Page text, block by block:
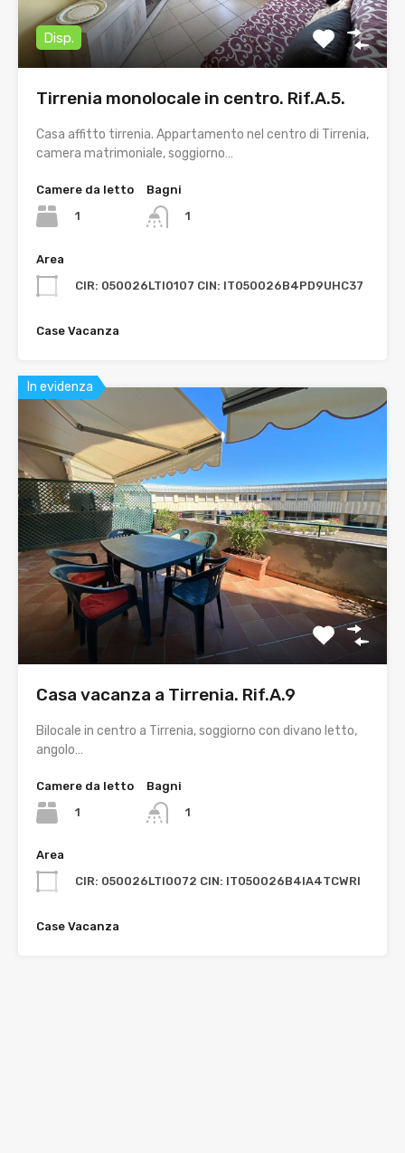
Disp.
Tirrenia monolocale in centro. Rif.A.5.
Casa affitto tirrenia. Appartamento nel centro di Tirrenia,
camera matrimoniale, soggiorno…
Camere da letto
1
Bagni
1
Area
CIR: 050026LTI0107 CIN: IT050026B4PD9UHC37
Case Vacanza
In evidenza
Casa vacanza a Tirrenia. Rif.A.9
Bilocale in centro a Tirrenia, soggiorno con divano letto,
angolo…
Camere da letto
1
Bagni
1
Area
CIR: 050026LTI0072 CIN: IT050026B4IA4TCWRI
Case Vacanza